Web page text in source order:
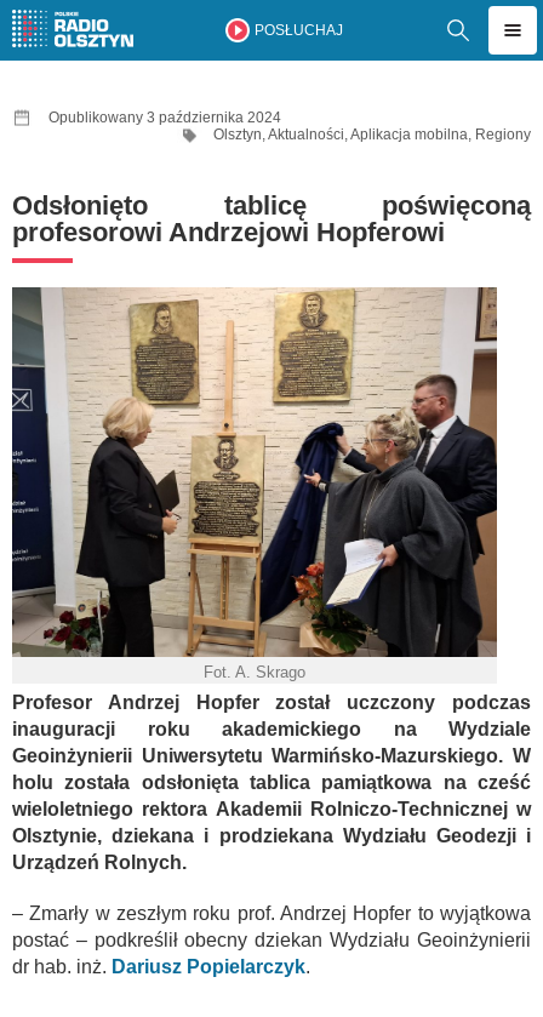
POSŁUCHAJ
Opublikowany 3 października 2024
Olsztyn,Aktualności,Aplikacja mobilna, Regiony
Odsłonięto tablicę poświęconą
profesorowi Andrzejowi Hopferowi
Fot. A. Skrago
Profesor Andrzej Hopfer został uczczony podczas
inauguracji roku akademickiego na Wydziale
Geoinżynierii Uniwersytetu Warmińsko-Mazurskiego. W
holu została odsłonięta tablica pamiątkowa na cześć
wieloletniego rektora Akademii Rolniczo-Technicznej w
Olsztynie, dziekana i prodziekana Wydziału Geodezji i
Urządzeń Rolnych.
– Zmarły w zeszłym roku prof. Andrzej Hopfer to wyjątkowa
postać – podkreślił obecny dziekan Wydziału Geoinżynierii
dr hab. inż. Dariusz Popielarczyk.